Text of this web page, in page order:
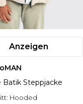
Anzeigen
Batik Steppjacke
Hooded